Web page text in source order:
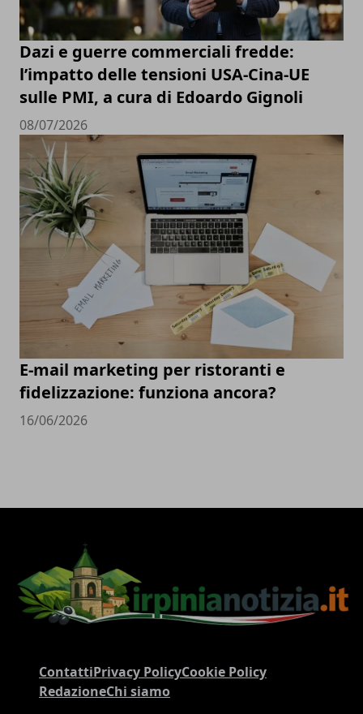
Dazi e guerre commerciali fredde:
l’impatto delle tensioni USA-Cina-UE
sulle PMI, a cura di Edoardo Gignoli
08/07/2026
E-mail marketing per ristoranti e
fidelizzazione: funziona ancora?
16/06/2026
ContattiPrivacy PolicyCookie Policy
RedazioneChi siamo